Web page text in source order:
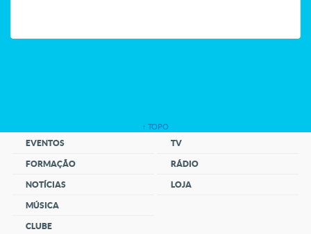
↑ TOPO
EVENTOS
FORMAÇÃO
NOTÍCIAS
MÚSICA
CLUBE
TV
RÁDIO
LOJA